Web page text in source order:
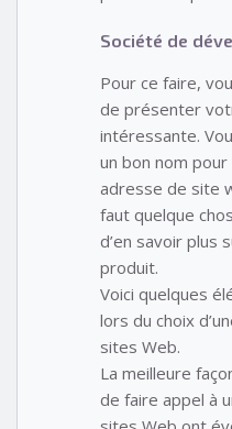
Société de
Pour ce faire,
de présenter
intéressante.
un bon nom
adresse de site
faut quelque
d’en savoir plus
produit.
Voici quelques
lors du choix
sites Web.
La meilleure
de faire appel à